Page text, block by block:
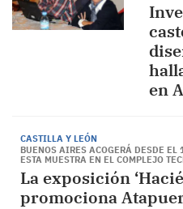
en
CASTILLA Y LEÓN
BUENOS AIRES ACOGERÁ DESDE
ESTA MUESTRA EN EL COMPLEJO
La exposición
promociona